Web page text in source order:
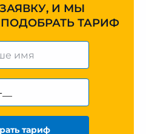
И МЫ
ТАРИФ
тариф